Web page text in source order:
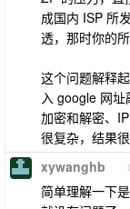
成国内 ISP 所
透，那时你的
这个问题解释
入 google 网
加密和解密、
很复杂，结果很
xywanghb
简单理解一下